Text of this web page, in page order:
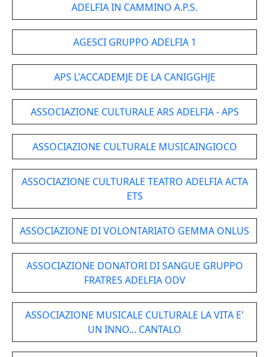
ADELFIA IN CAMMINO A.P.S.
AGESCI GRUPPO ADELFIA 1
APS L'ACCADEMJE DE LA CANIGGHJE
ASSOCIAZIONE CULTURALE ARS ADELFIA - APS
ASSOCIAZIONE CULTURALE MUSICAINGIOCO
ASSOCIAZIONE CULTURALE TEATRO ADELFIA ACTA
ETS
ASSOCIAZIONE DI VOLONTARIATO GEMMA ONLUS
ASSOCIAZIONE DONATORI DI SANGUE GRUPPO
FRATRES ADELFIA ODV
ASSOCIAZIONE MUSICALE CULTURALE LA VITA E'
UN INNO... CANTALO